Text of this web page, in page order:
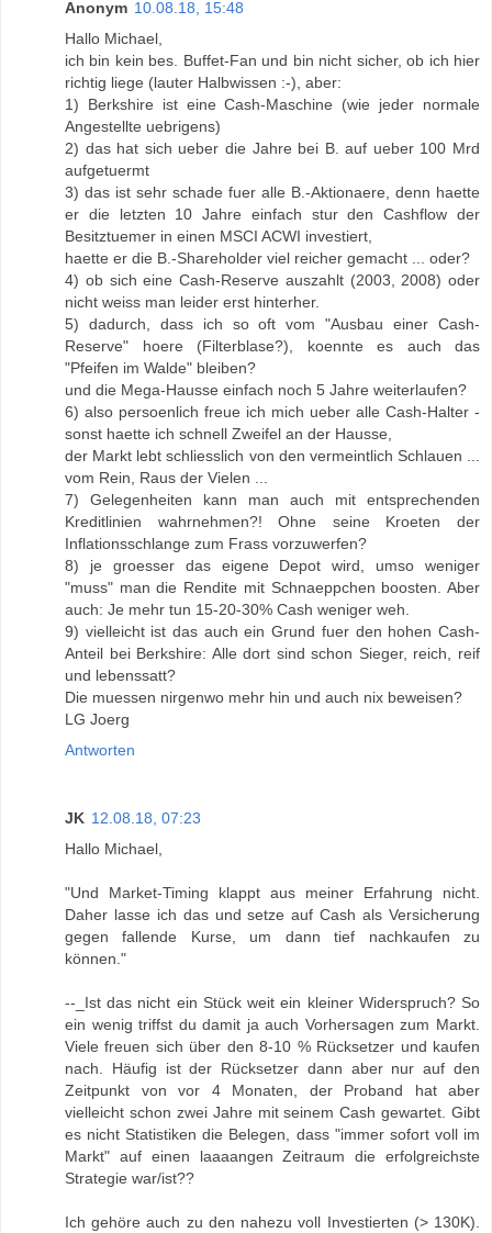
Anonym 10.08.18, 15:48
Hallo Michael,
ich bin kein bes. Buffet-Fan und bin nicht sicher, ob ich hier
richtig liege (lauter Halbwissen :-), aber:
1) Berkshire ist eine Cash-Maschine (wie jeder normale
Angestellte uebrigens)
2) das hat sich ueber die Jahre bei B. auf ueber 100 Mrd
aufgetuermt
3) das ist sehr schade fuer alle B.-Aktionaere, denn haette
er die letzten 10 Jahre einfach stur den Cashflow der
Besitztuemer in einen MSCI ACWI investiert,
haette er die B.-Shareholder viel reicher gemacht ... oder?
4) ob sich eine Cash-Reserve auszahlt (2003, 2008) oder
nicht weiss man leider erst hinterher.
5) dadurch, dass ich so oft vom "Ausbau einer Cash-
Reserve" hoere (Filterblase?), koennte es auch das
"Pfeifen im Walde" bleiben?
und die Mega-Hausse einfach noch 5 Jahre weiterlaufen?
6) also persoenlich freue ich mich ueber alle Cash-Halter -
sonst haette ich schnell Zweifel an der Hausse,
der Markt lebt schliesslich von den vermeintlich Schlauen ...
vom Rein, Raus der Vielen ...
7) Gelegenheiten kann man auch mit entsprechenden
Kreditlinien wahrnehmen?! Ohne seine Kroeten der
Inflationsschlange zum Frass vorzuwerfen?
8) je groesser das eigene Depot wird, umso weniger
"muss" man die Rendite mit Schnaeppchen boosten. Aber
auch: Je mehr tun 15-20-30% Cash weniger weh.
9) vielleicht ist das auch ein Grund fuer den hohen Cash-
Anteil bei Berkshire: Alle dort sind schon Sieger, reich, reif
und lebenssatt?
Die muessen nirgenwo mehr hin und auch nix beweisen?
LG Joerg
Antworten
JK 12.08.18, 07:23
Hallo Michael,
"Und Market-Timing klappt aus meiner Erfahrung nicht.
Daher lasse ich das und setze auf Cash als Versicherung
gegen fallende Kurse, um dann tief nachkaufen zu
können."
--_Ist das nicht ein Stück weit ein kleiner Widerspruch? So
ein wenig triffst du damit ja auch Vorhersagen zum Markt.
Viele freuen sich über den 8-10 % Rücksetzer und kaufen
nach. Häufig ist der Rücksetzer dann aber nur auf den
Zeitpunkt von vor 4 Monaten, der Proband hat aber
vielleicht schon zwei Jahre mit seinem Cash gewartet. Gibt
es nicht Statistiken die Belegen, dass "immer sofort voll im
Markt" auf einen laaaangen Zeitraum die erfolgreichste
Strategie war/ist??
Ich gehöre auch zu den nahezu voll Investierten (> 130K).